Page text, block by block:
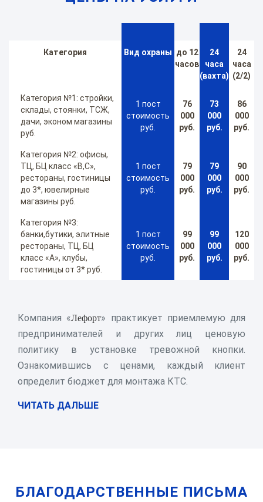
Категория Вид охраны до 12
часов
24
часа
(вахта)
24
часа
(2/2)
Категория №1: стройки,
склады, стоянки, ТСЖ,
дачи, эконом магазины
руб.
1 пост
стоимость
руб.
76
000
руб.
73
000
руб.
86
000
руб.
Категория №2: офисы,
ТЦ, БЦ класс «В,С»,
рестораны, гостиницы
до 3*, ювелирные
магазины руб.
1 пост
стоимость
руб.
79
000
руб.
79
000
руб.
90
000
руб.
Категория №3:
банки,бутики, элитные
рестораны, ТЦ, БЦ
класс «А», клубы,
гостиницы от 3* руб.
1 пост
стоимость
руб.
99
000
руб.
99
000
руб.
120
000
руб.
Компания «Лефорт» практикует приемлемую для
предпринимателей и других лиц ценовую
политику в установке тревожной кнопки.
Ознакомившись с ценами, каждый клиент
определит бюджет для монтажа КТС.
ЧИТАТЬ ДАЛЬШЕ
БЛАГОДАРСТВЕННЫЕ ПИСЬМА